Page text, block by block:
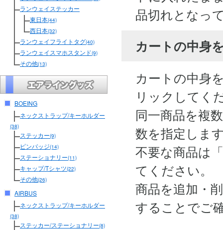
ランウェイステッカー
東日本(44)
西日本(32)
ランウェイフライトタグ(40)
ランウェイスマホスタンド(9)
その他(13)
BOEING
ネックストラップ/キーホルダー
(38)
ステッカー(9)
ピンバッジ(14)
ステーショナリー(11)
キャップ/Tシャツ(22)
その他(26)
AIRBUS
ネックストラップ/キーホルダー
(38)
ステッカー/ステーショナリー(8)
品切れとなっ
カートの中身
カートの中身
リックしてく
同一商品を複
数を指定しま
不要な商品は
てください。
商品を追加・
することでご